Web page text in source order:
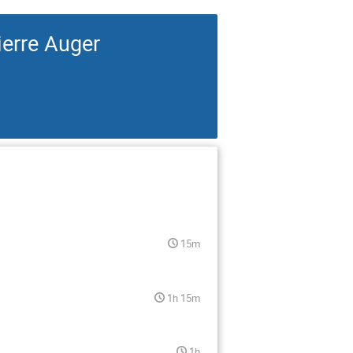
Auger
15m
1h 15m